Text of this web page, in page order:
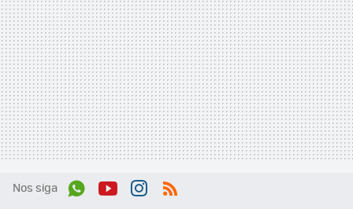
Nos siga